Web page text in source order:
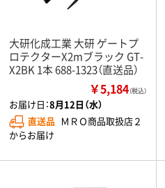
大研化成工業 大研 ゲートプ
ロテクターX2mブラック GT-
X2BK 1本 688-1323（直送品）
￥5,184（税込）
お届け日：8月12日（水）
直送品 ＭＲＯ商品取扱店２
からお届け